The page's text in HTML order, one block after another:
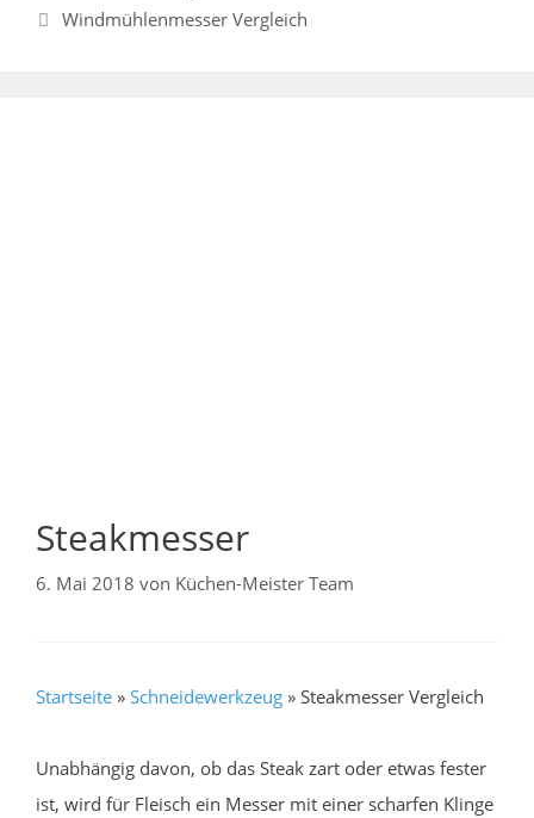
Windmühlenmesser Vergleich
Steakmesser
6. Mai 2018 von Küchen-Meister Team
Startseite » Schneidewerkzeug » Steakmesser Vergleich
Unabhängig davon, ob das Steak zart oder etwas fester
ist, wird für Fleisch ein Messer mit einer scharfen Klinge